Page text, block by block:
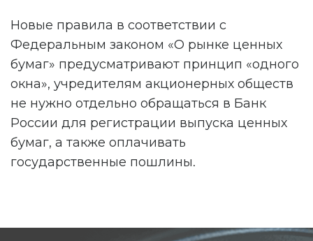
Новые правила в соответствии с
Федеральным законом «О рынке ценных
бумаг» предусматривают принцип «одного
окна», учредителям акционерных обществ
не нужно отдельно обращаться в Банк
России для регистрации выпуска ценных
бумаг, а также оплачивать
государственные пошлины.